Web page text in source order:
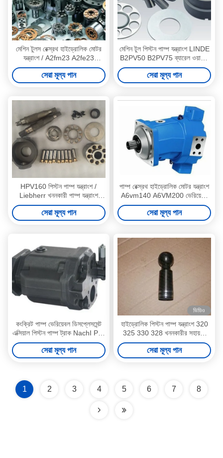
মেশিন টুলস রেক্স্রথ হাইড্রোলিক মোটর
যন্ত্রাংশ / A2fm23 A2fe23
A2fo23 পিস্টন পাম্প যন্ত্রাংশ
সেরা মূল্য পান
মেশিন টুল পিস্টন পাম্প যন্ত্রাংশ LINDE
B2PV50 B2PV75 ব্যারেল ওয়াশার
অন্তর্ভুক্ত
সেরা মূল্য পান
HPV160 পিস্টন পাম্প যন্ত্রাংশ /
Liebherr খননকারী পাম্প যন্ত্রাংশ
Pc50 সুইং মোটর
সেরা মূল্য পান
পাম্প রেক্স্রথ হাইড্রোলিক মোটর যন্ত্রাংশ
A6vm140 A6VM200 ভেরিয়েবল
স্থানচ্যুতি
সেরা মূল্য পান
কংক্রিট পাম্প ভেরিয়েবল ডিসপ্লেসমেন্ট
এক্সিয়াল পিস্টন পাম্প ট্রাক NachI PZ-
6B-220
সেরা মূল্য পান
ভিডিও
হাইড্রোলিক পিস্টন পাম্প যন্ত্রাংশ 320
325 330 328 খননকারীর সহায়তা
EX200 সিরিজ
সেরা মূল্য পান
1 2 3 4 5 6 7 8